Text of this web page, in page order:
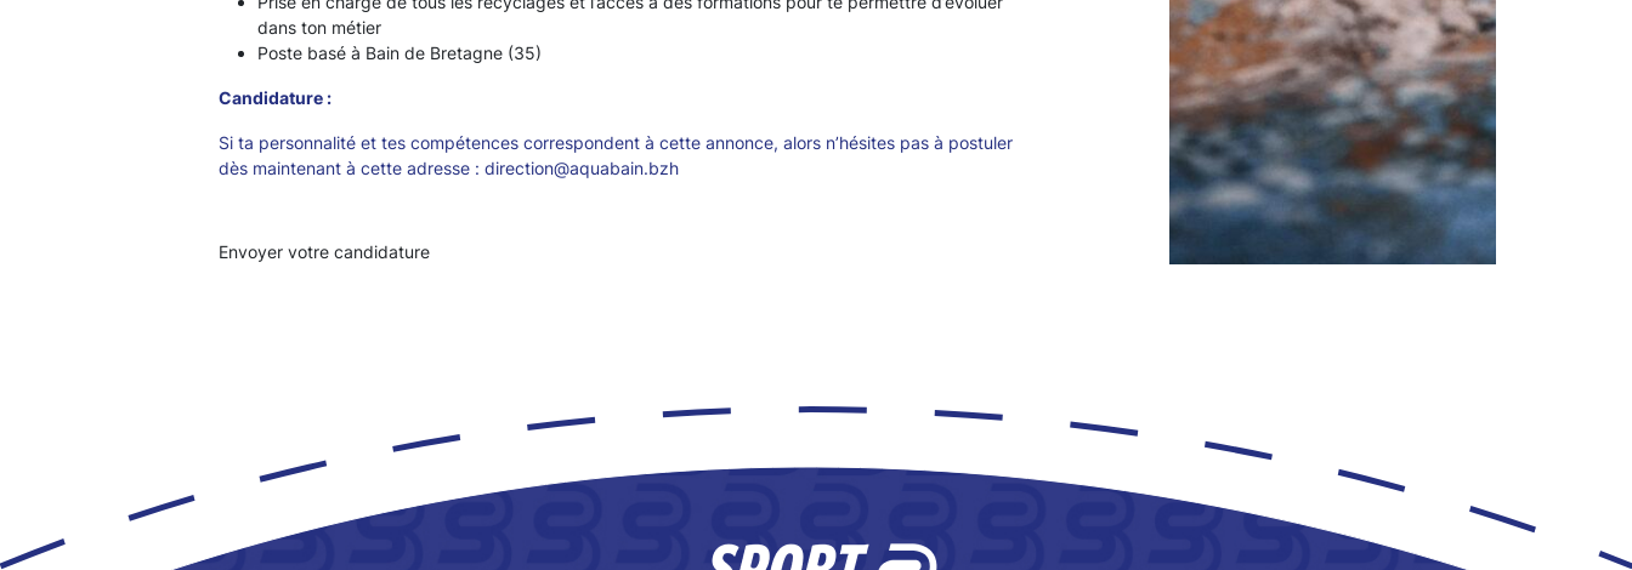
dans ton métier
Poste basé à Bain de Bretagne (35)
Candidature :
Si ta personnalité et tes compétences correspondent à cette annonce, alors n’hésites pas à postuler
dès maintenant à cette adresse : direction@aquabain.bzh
Envoyer votre candidature